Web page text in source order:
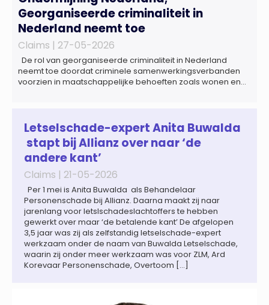
Georganiseerde criminaliteit in
Nederland neemt toe
Claims | 27-05-2026
De rol van georganiseerde criminaliteit in Nederland
neemt toe doordat criminele samenwerkingsverbanden
voorzien in maatschappelijke behoeften zoals wonen en
Dreigingsbeeld Ondermijning Nederland (DON), een
rapport geschreven door het Strategisch Kenniscentrum
Ondermijnende […]
Letselschade-expert Anita Buwalda
stapt bij Allianz over naar ‘de
andere kant’
Claims | 21-05-2026
Per 1 mei is Anita Buwalda als Behandelaar
Personenschade bij Allianz. Daarna maakt zij naar
jarenlang voor letslschadeslachtoffers te hebben
gewerkt over maar ‘de betalende kant’ De afgelopen
3,5 jaar was zij als zelfstandig letselschade-expert
werkzaam onder de naam van Buwalda Letselschade,
waarin zij onder meer werkzaam was voor ZLM, Ard
Korevaar Personenschade, Overtoom […]